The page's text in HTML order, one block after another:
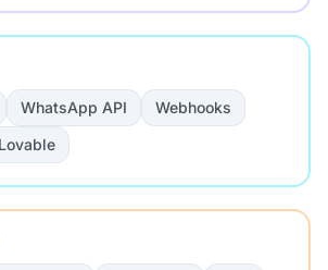
WhatsApp API
Webhooks
Lovable